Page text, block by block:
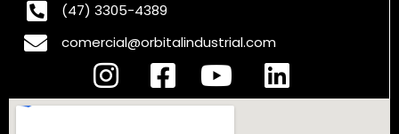
(47) 3305-4389
comercial@orbitalindustrial.com